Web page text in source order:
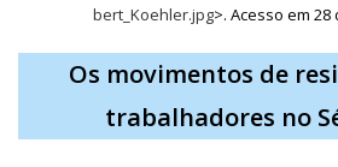
bert_Koehler.jpg>. Acesso em 28
Os movimentos de
trabalhadores no